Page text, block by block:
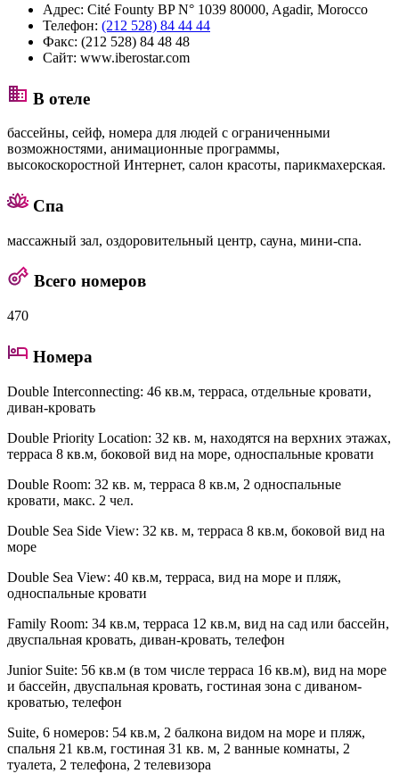
Адрес: Cité Founty BP N° 1039 80000, Agadir, Morocco
Телефон: (212 528) 84 44 44
Факс: (212 528) 84 48 48
Сайт: www.iberostar.com
В отеле
бассейны, сейф, номера для людей с ограниченными
возможностями, анимационные программы,
высокоскоростной Интернет, салон красоты, парикмахерская.
Спа
массажный зал, оздоровительный центр, сауна, мини-спа.
Всего номеров
470
Номера
Double Interconnecting: 46 кв.м, терраса, отдельные кровати,
диван-кровать
Double Priority Location: 32 кв. м, находятся на верхних этажах,
терраса 8 кв.м, боковой вид на море, односпальные кровати
Double Room: 32 кв. м, терраса 8 кв.м, 2 односпальные
кровати, макс. 2 чел.
Double Sea Side View: 32 кв. м, терраса 8 кв.м, боковой вид на
море
Double Sea View: 40 кв.м, терраса, вид на море и пляж,
односпальные кровати
Family Room: 34 кв.м, терраса 12 кв.м, вид на сад или бассейн,
двуспальная кровать, диван-кровать, телефон
Junior Suite: 56 кв.м (в том числе терраса 16 кв.м), вид на море
и бассейн, двуспальная кровать, гостиная зона с диваном-
кроватью, телефон
Suite, 6 номеров: 54 кв.м, 2 балкона видом на море и пляж,
спальня 21 кв.м, гостиная 31 кв. м, 2 ванные комнаты, 2
туалета, 2 телефона, 2 телевизора